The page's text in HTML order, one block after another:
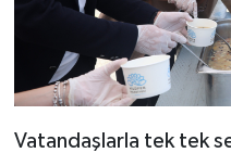
Vatandaşlarla tek tek